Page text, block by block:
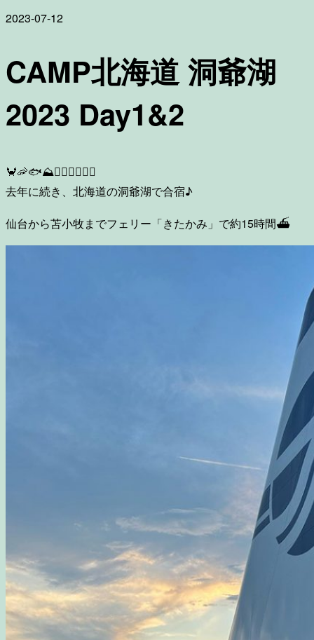
2023-07-12
CAMP北海道 洞爺湖
2023 Day1&2
🦀🦐🐟⛰️🏊‍♀️🚴‍♀️🏃‍♀️
去年に続き、北海道の洞爺湖で合宿♪
仙台から苫小牧までフェリー「きたかみ」で約15時間⛴️